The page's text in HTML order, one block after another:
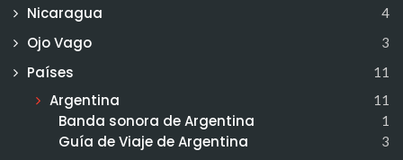
Nicaragua 4
Ojo Vago 3
Países 11
Argentina 11
Banda sonora de Argentina 1
Guía de Viaje de Argentina 3